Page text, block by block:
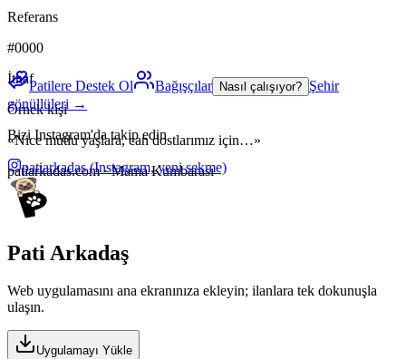
Referans
#0000
İthaf
Örnek kişi
«Nice mutlu yaşlara, can dostlarımız için…»
patiarkadas.com · Mama Kumbarası
Patilere Destek Ol Bağışçılar Nasıl çalışıyor? Şehir
gönüllüleri →
Bizi Instagram'da takip edin
patiarkadas(Instagram, yeni sekme)
Pati Arkadaş
Web uygulamasını ana ekranınıza ekleyin; ilanlara tek dokunuşla
ulaşın.
Uygulamayı Yükle